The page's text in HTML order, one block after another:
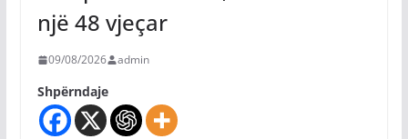
një 48 vjeçar
09/08/2026 admin
Shpërndaje